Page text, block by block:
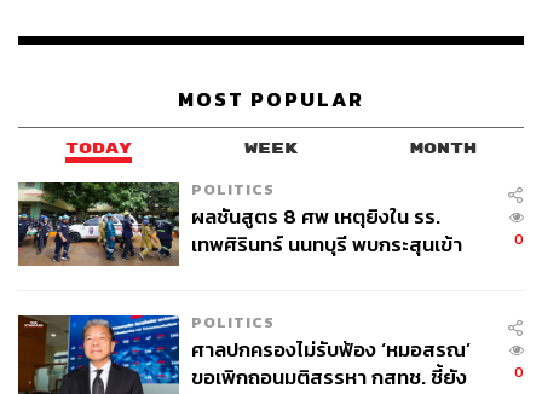
MOST POPULAR
TODAY WEEK MONTH
POLITICS
ผลชันสูตร 8 ศพ เหตุยิงใน รร.
เทพศิรินทร์ นนทบุรี พบกระสุนเข้า
0
POLITICS
ศาลปกครองไม่รับฟ้อง ‘หมอสรณ’
ขอเพิกถอนมติสรรหา กสทช. ชี้ยัง
0